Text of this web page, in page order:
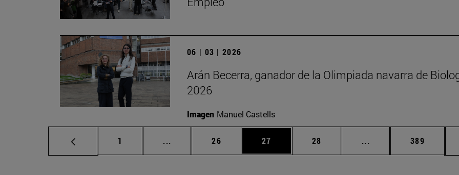
06 | 03 | 2026
Arán Becerra, ganador de la Olimpiada navarra de
2026
Imagen Manuel Castells
Página
1 ... Páginas intermedias Use TAB para desplazarse.
Página
26 Página
27 Página
28 ... Páginas intermedias
Página
389